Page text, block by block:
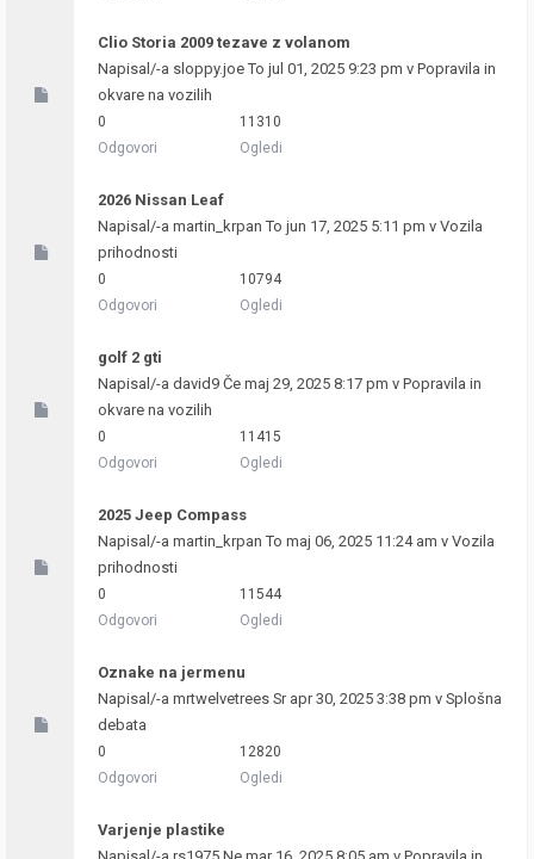
Clio Storia 2009 tezave z volanom
Napisal/-a sloppy.joeTo jul 01, 2025 9:23 pm v Popravila in
okvare na vozilih
0
Odgovori
11310
Ogledi
2026 Nissan Leaf
Napisal/-a martin_krpan To jun 17, 2025 5:11 pm v Vozila
prihodnosti
0
Odgovori
10794
Ogledi
golf 2 gti
Napisal/-a david9 Če maj 29, 2025 8:17 pm v Popravila in
okvare na vozilih
0
Odgovori
11415
Ogledi
2025 Jeep Compass
Napisal/-a martin_krpan To maj 06, 2025 11:24 am v Vozila
prihodnosti
0
Odgovori
11544
Ogledi
Oznake na jermenu
Napisal/-a mrtwelvetrees Sr apr 30, 2025 3:38 pm v Splošna
debata
0
Odgovori
12820
Ogledi
Varjenje plastike